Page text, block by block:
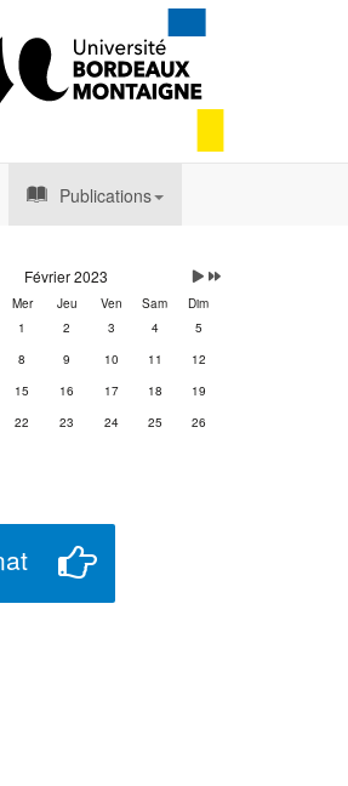
Publications
Février 2023
Mer Jeu Ven Sam
Dim
1
2 3 4
5
8 9 10 11
12
15 16 17 18
19
22 23 24 25
26